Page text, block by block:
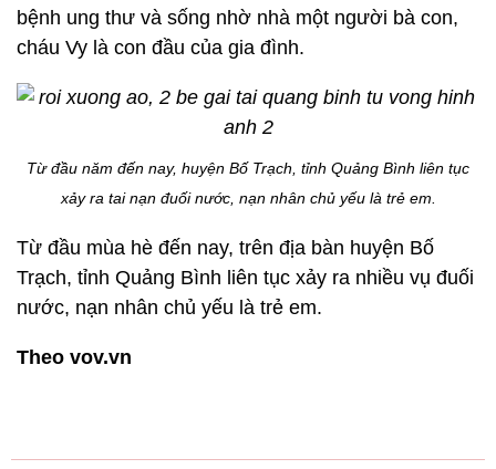
bệnh ung thư và sống nhờ nhà một người bà con,
cháu Vy là con đầu của gia đình.
Từ đầu năm đến nay, huyện Bố Trạch, tỉnh Quảng Bình liên tục
xảy ra tai nạn đuối nước, nạn nhân chủ yếu là trẻ em.
Từ đầu mùa hè đến nay, trên địa bàn huyện Bố
Trạch, tỉnh Quảng Bình liên tục xảy ra nhiều vụ đuối
nước, nạn nhân chủ yếu là trẻ em.
Theo vov.vn